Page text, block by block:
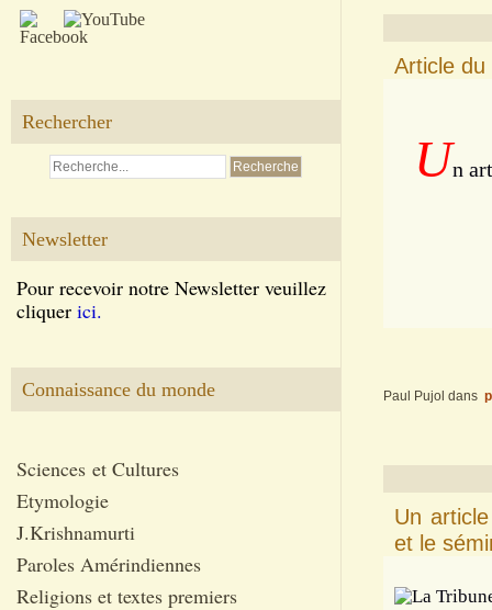
Rechercher
Newsletter
Pour recevoir notre Newsletter veuillez
cliquer ici.
Connaissance du monde
Sciences et Cultures
Etymologie
J.Krishnamurti
Paroles Amérindiennes
Religions et textes premiers
Article du
Un
Paul Pujol dans
Un
et le